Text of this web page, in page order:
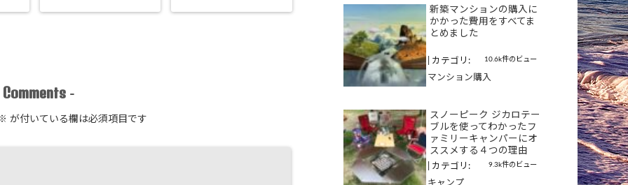
Comments -
が付いている欄は必須項目です
新築マンションの購入に
かかった費用をすべてま
とめました
10.6k件のビュー
カテゴリ:
マンション購入
スノーピーク ジカロテー
ブルを使ってわかったフ
ァミリーキャンパーにオ
ススメする４つの理由
9.3k件のビュー
カテゴリ:
キャンプ